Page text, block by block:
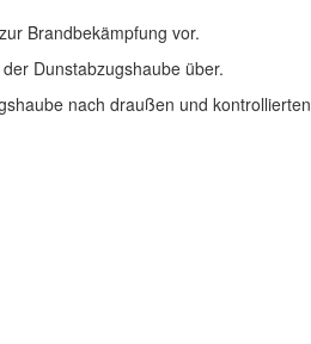
Brandbekämpfung vor.
Dunstabzugshaube über.
nach draußen und kontrollierten